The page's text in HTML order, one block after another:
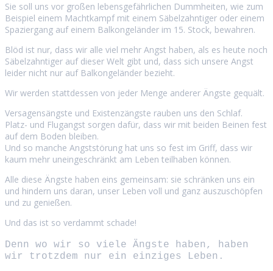
Sie soll uns vor großen lebensgefährlichen Dummheiten, wie zum
Beispiel einem Machtkampf mit einem Säbelzahntiger oder einem
Spaziergang auf einem Balkongeländer im 15. Stock, bewahren.
Blöd ist nur, dass wir alle viel mehr Angst haben, als es heute noch
Säbelzahntiger auf dieser Welt gibt und, dass sich unsere Angst
leider nicht nur auf Balkongeländer bezieht.
Wir werden stattdessen von jeder Menge anderer Ängste gequält.
Versagensängste und Existenzängste rauben uns den Schlaf.
Platz- und Flugangst sorgen dafür, dass wir mit beiden Beinen fest
auf dem Boden bleiben.
Und so manche Angststörung hat uns so fest im Griff, dass wir
kaum mehr uneingeschränkt am Leben teilhaben können.
Alle diese Ängste haben eins gemeinsam: sie schränken uns ein
und hindern uns daran, unser Leben voll und ganz auszuschöpfen
und zu genießen.
Und das ist so verdammt schade!
Denn wo wir so viele Ängste haben, haben
wir trotzdem nur ein einziges Leben.